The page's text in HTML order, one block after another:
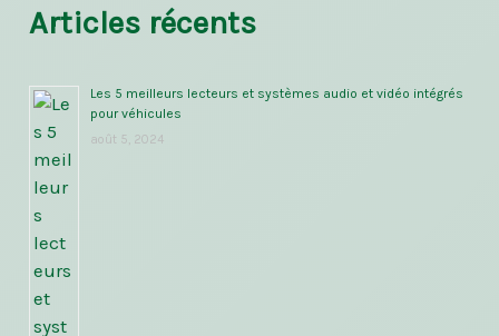
Articles récents
Les 5 meilleurs lecteurs et systèmes audio et vidéo intégrés
pour véhicules
août 5, 2024